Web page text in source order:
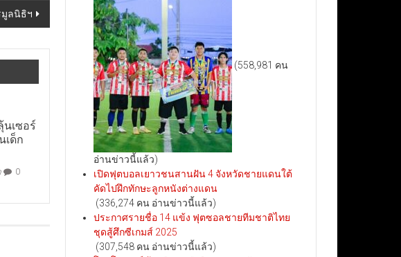
มูลนิธิฯ
นเซอร์
เด็ก
0
(558,981 คน
อ่านข่าวนี้แล้ว)
เปิดฟุตบอลเยาวชนสานฝัน 4 จังหวัดชายแดนใต้
คัดไปฝึกทักษะลูกหนังต่างแดน
(336,274 คน อ่านข่าวนี้แล้ว)
ประกาศรายชื่อ 14 แข้ง ฟุตซอลชายทีมชาติไทย
ชุดสู้ศึกซีเกมส์ 2025
(307,548 คน อ่านข่าวนี้แล้ว)